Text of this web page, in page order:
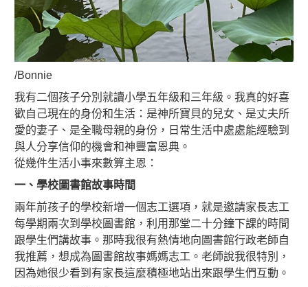
/Bonnie
我有二個孩子分別就讀小學五年級和三年級。我真的好喜
歡自己現在的身份和生活：是神所寶貝的兒女、是丈夫所
愛的妻子、是全職母親的身份，日常生活中處處能經驗到
與人分享信仰的機會和神豐富恩典。
從幾件生活小事來數算主恩：
一、學校圖書館故事時間
兩年前孩子的學校新增一個志工選項，就是邀請家長志工
每學期兩次到學校圖書館，利用那堂二十分鐘下課的時間
跟學生們講故事。那時我很有熱情地向圖書館行政老師自
我推薦，想成為圖書館故事媽媽志工。老師說我很特別，
因為她很少看到有家長這麼積極地站出來跟學生們互動。